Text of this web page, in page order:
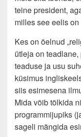
teine president,
milles see eelis
Kes on öelnud
ütleja on
teaduse ja usu
küsimus
siis esimesena
Mida võib tõlkida
programmijupiks
sageli mängida